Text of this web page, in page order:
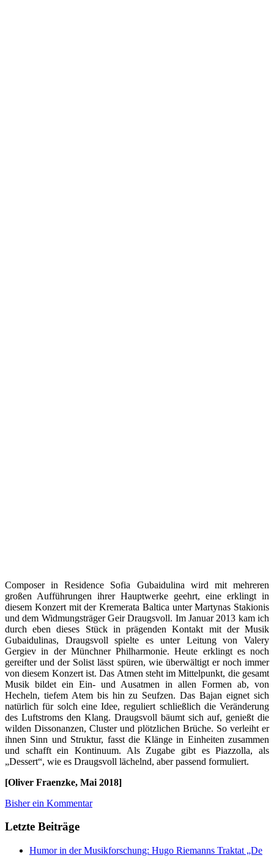
Composer in Residence Sofia Gubaidulina wird mit mehreren
großen Aufführungen ihrer Hauptwerke geehrt, eine erklingt in
diesem Konzert mit der Kremerata Baltica unter Martynas Stakionis
und dem Widmungsträger Geir Draugsvoll. Im Januar 2013 kam ich
durch eben dieses Stück in prägenden Kontakt mit der Musik
Gubaidulinas, Draugsvoll spielte es unter Leitung von Valery
Gergiev in der Münchner Philharmonie. Heute erklingt es noch
gereifter und der Solist lässt spüren, wie überwältigt er noch immer
von diesem Konzert ist. Das Atmen steht im Mittelpunkt, die gesamt
Musik bildet ein Ein- und Ausatmen in allen Formen ab, von
Hecheln, tiefem Atem bis hin zu Seufzen. Das Bajan eignet sich
natürlich für solch eine Idee, reguliert schließlich die Veränderung
des Luftstroms den Klang. Draugsvoll bäumt sich auf, genießt die
wilden Dissonanzen, Cluster und plötzlichen Brüche. So verleiht er
ihnen Sinn und Struktur, fasst die Klänge in Einheiten zusammen
und schafft ein Kontinuum. Als Zugabe gibt es Piazzolla, als
„Dessert“, wie es Draugsvoll lächelnd, aber passend formuliert.
[Oliver Fraenzke, Mai 2018]
Bisher ein Kommentar
Letzte Beiträge
Humor in der Musikforschung: Hugo Riemanns Traktat „De